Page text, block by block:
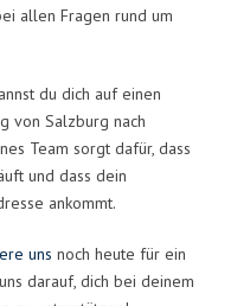
allen Fragen rund um
du dich auf einen
von Salzburg nach
Team sorgt dafür, dass
und dass dein
ankommt.
uns noch heute für ein
darauf, dich bei deinem